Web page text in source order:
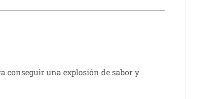
conseguir una explosión de sabor y